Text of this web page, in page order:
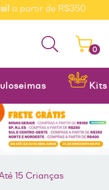
a partir de R$350
0
Kits
15 Crianças